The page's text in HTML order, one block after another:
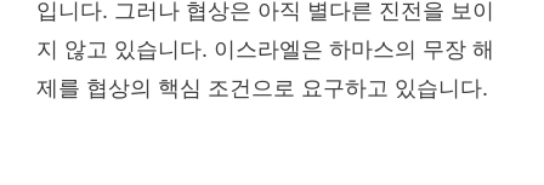
입니다. 그러나 협상은 아직 별다른 진전을 보이
지 않고 있습니다. 이스라엘은 하마스의 무장 해
제를 협상의 핵심 조건으로 요구하고 있습니다.